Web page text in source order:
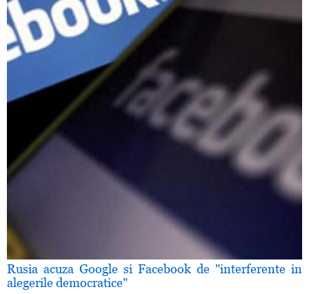
Rusia acuza Google si Facebook de "interferente in
alegerile democratice"